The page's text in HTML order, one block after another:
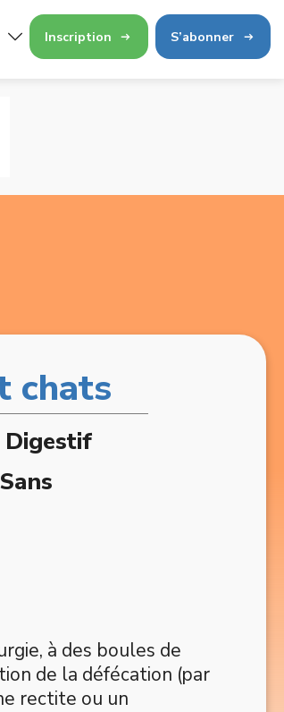
Inscription S’abonner
chats
Digestif
Sans
à des boules de
de la défécation (par
rectite ou un